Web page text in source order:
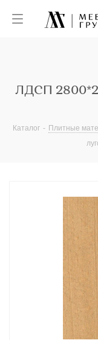
ЛДСП
Каталог - Плитные